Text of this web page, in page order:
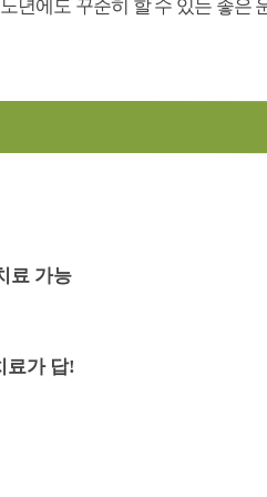
년에도 꾸준히 할 수 있는 좋은
료 가능
료가 답!